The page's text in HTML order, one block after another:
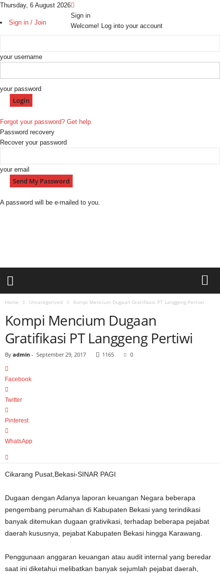
Thursday, 6 August 2026
Sign in / Join
Sign in
Welcome! Log into your account
your username
your password
Forgot your password? Get help
Password recovery
Recover your password
your email
A password will be e-mailed to you.
n
Home Uncategorized Kompi Mencium Dugaan Gratifikasi PT Langgeng Pertiwi
Kompi Mencium Dugaan
Gratifikasi PT Langgeng Pertiwi
By admin - September 29, 2017 1165 0
Facebook
Twitter
Pinterest
WhatsApp
Cikarang Pusat,Bekasi-SINAR PAGI
Dugaan dengan Adanya laporan keuangan Negara beberapa
pengembang perumahan di Kabupaten Bekasi yang terindikasi
banyak ditemukan dugaan grativikasi, terhadap beberapa pejabat
daerah kususnya, pejabat Kabupaten Bekasi hingga Karawang.
Penggunaan anggaran keuangan atau audit internal yang beredar
saat ini diketahui melibatkan banyak sejumlah pejabat daerah,